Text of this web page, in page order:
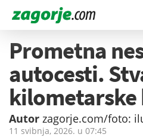
Prometna
autocesti.
kilometarske
Autor zagorje.com/foto:
11 svibnja, 2026. u 07:45